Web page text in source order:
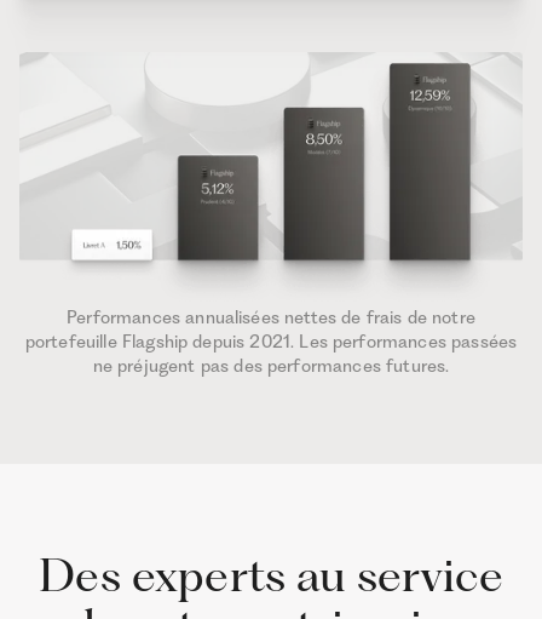
Performances annualisées nettes de frais de notre
portefeuille Flagship depuis 2021. Les performances passées
ne préjugent pas des performances futures.
Des experts au service